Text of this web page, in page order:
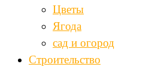
Цветы
Ягода
сад и огород
Строительство